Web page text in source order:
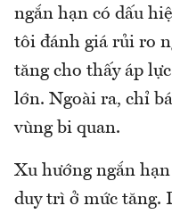
ngắn hạn có dấu
tôi đánh giá rủi ro
tăng cho thấy áp
lớn. Ngoài ra, chỉ
vùng bi quan.
Xu hướng ngắn
duy trì ở mức tăng.